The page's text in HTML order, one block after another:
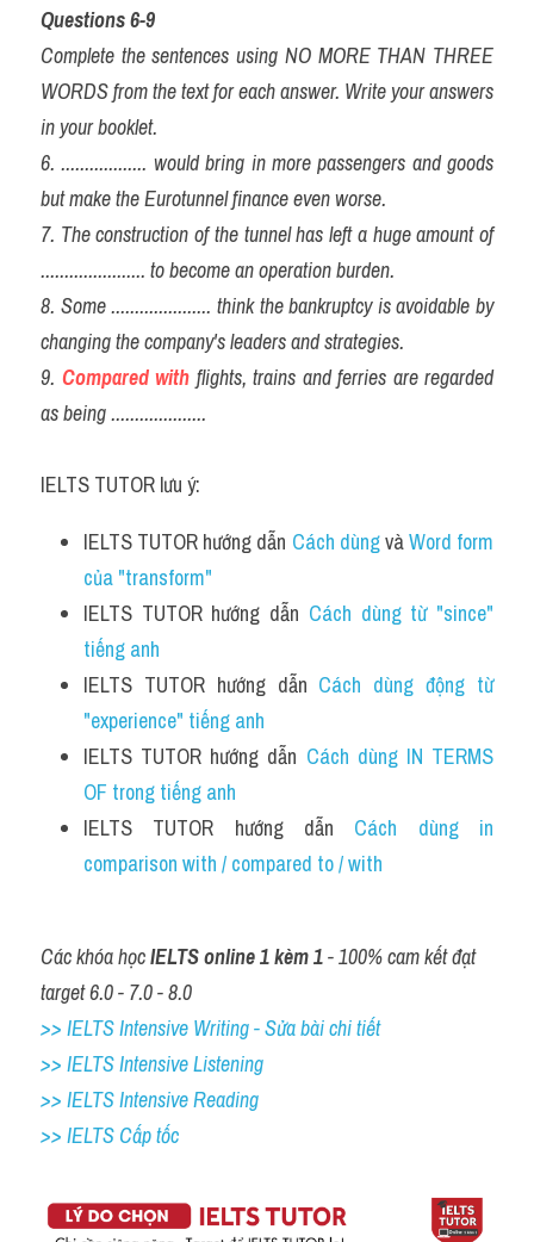
Questions 6-9
Complete the sentences using NO MORE THAN THREE
WORDS from the text for each answer. Write your answers
in your booklet.
6. .................. would bring in more passengers and goods
but make the Eurotunnel finance even worse.
7. The construction of the tunnel has left a huge amount of
...................... to become an operation burden.
8. Some ..................... think the bankruptcy is avoidable by
changing the company's leaders and strategies.
9. Compared with flights, trains and ferries are regarded
as being ....................
IELTS TUTOR lưu ý:
IELTS TUTOR hướng dẫn Cách dùng và Word form
của "transform"
IELTS TUTOR hướng dẫn Cách dùng từ "since"
tiếng anh
IELTS TUTOR hướng dẫn Cách dùng động từ
"experience" tiếng anh
IELTS TUTOR hướng dẫn Cách dùng IN TERMS
OF trong tiếng anh
IELTS TUTOR hướng dẫn Cách dùng in
comparison with / compared to / with
Các khóa học IELTS online 1 kèm 1 - 100% cam kết đạt
target 6.0 - 7.0 - 8.0
>> IELTS Intensive Writing - Sửa bài chi tiết
>> IELTS Intensive Listening
>> IELTS Intensive Reading
>> IELTS Cấp tốc